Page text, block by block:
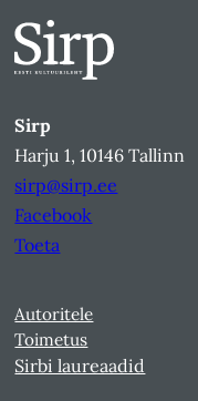
Sirp
Harju 1, 10146 Tallinn
sirp@sirp.ee
Facebook
Toeta
Autoritele
Toimetus
Sirbi laureaadid